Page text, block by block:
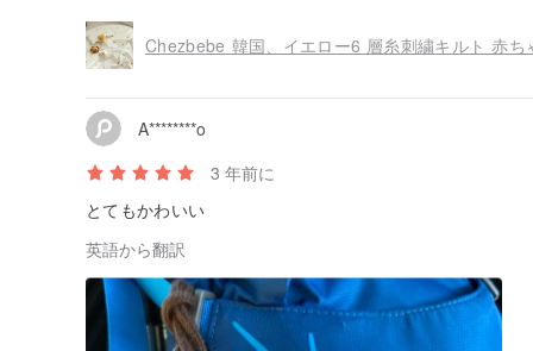
Chezbebe 韓国、イエロー6 層糸刺繍キルト 赤ち
A********o
3 年前に
とてもかわいい
英語から翻訳